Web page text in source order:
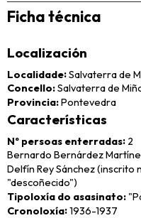
Ficha técnica
Localización
Localidade Salvaterra de
Concello Salvaterra de
Provincia Pontevedra
Características
Nº persoas enterradas 2
Bernardo Bernárdez
Delfín Rey Sánchez
"descoñecido")
Tipoloxía do asasinato
Cronoloxía 1936-1937